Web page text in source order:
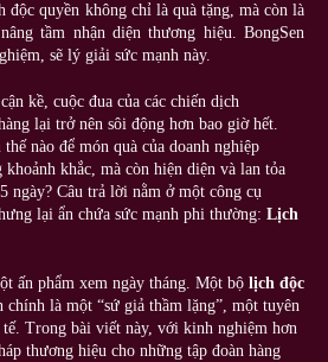
độc quyền không chỉ là quà tặng, mà còn là
tầm nhận diện thương hiệu. BongSen
sẽ lý giải sức mạnh này.
kề, cuộc đua của các chiến dịch
lại trở nên sôi động hơn bao giờ hết.
nào để món quà của doanh nghiệp
khắc, mà còn hiện diện và lan tỏa
ngày? Câu trả lời nằm ở một công cụ
lại ẩn chứa sức mạnh phi thường: Lịch
ấn phẩm xem ngày tháng. Một bộ lịch độc
chính là một “sứ giả thầm lặng”, một tuyên
Trong bài viết này, với kinh nghiệm hơn
thương hiệu cho những tập đoàn hàng